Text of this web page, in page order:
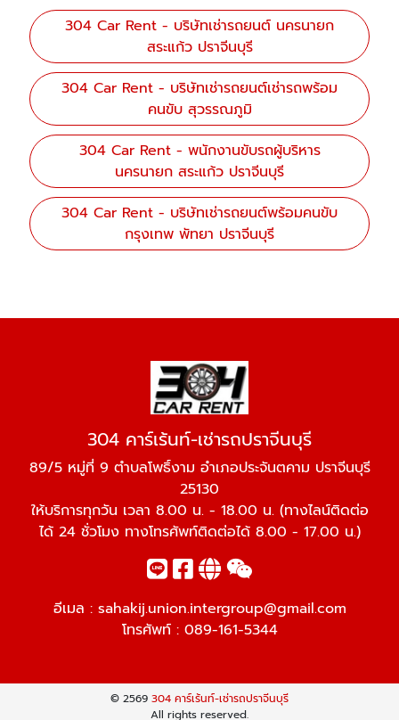
304 Car Rent - บริษัทเช่ารถยนต์ นครนายก
สระแก้ว ปราจีนบุรี
304 Car Rent - บริษัทเช่ารถยนต์เช่ารถพร้อม
คนขับ สุวรรณภูมิ
304 Car Rent - พนักงานขับรถผู้บริหาร
นครนายก สระแก้ว ปราจีนบุรี
304 Car Rent - บริษัทเช่ารถยนต์พร้อมคนขับ
กรุงเทพ พัทยา ปราจีนบุรี
304 คาร์เร้นท์-เช่ารถปราจีนบุรี
89/5 หมู่ที่ 9 ตำบลโพธิ์งาม อำเภอประจันตคาม ปราจีนบุรี
25130
ให้บริการทุกวัน เวลา 8.00 น. - 18.00 น. (ทางไลน์ติดต่อ
ได้ 24 ชั่วโมง ทางโทรศัพท์ติดต่อได้ 8.00 - 17.00 น.)
อีเมล : sahakij.union.intergroup@gmail.com
โทรศัพท์ : 089-161-5344
© 2569 304 คาร์เร้นท์-เช่ารถปราจีนบุรี
All rights reserved.